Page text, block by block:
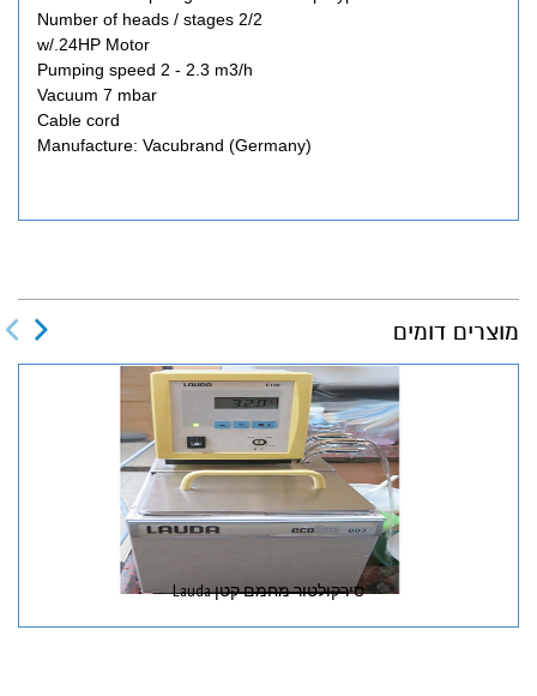
Number of heads / stages 2/2
w/.24HP Motor
Pumping speed 2 - 2.3 m3/h
Vacuum 7 mbar
Cable cord
Manufacture: Vacubrand (Germany)
מוצרים דומים
סירקולטור מחמם קטן Lauda